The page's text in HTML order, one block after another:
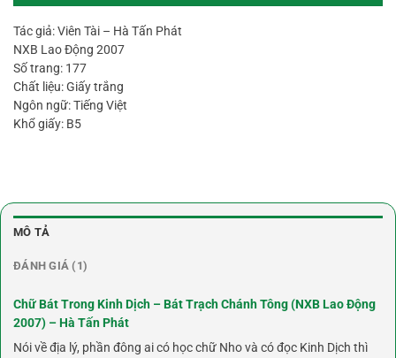
Tác giả: Viên Tài – Hà Tấn Phát
NXB Lao Động 2007
Số trang: 177
Chất liệu: Giấy trắng
Ngôn ngữ: Tiếng Việt
Khổ giấy: B5
MÔ TẢ
ĐÁNH GIÁ (1)
Chữ Bát Trong Kinh Dịch – Bát Trạch Chánh Tông (NXB Lao Động
2007) – Hà Tấn Phát
Nói về địa lý, phần đông ai có học chữ Nho và có đọc Kinh Dịch thì